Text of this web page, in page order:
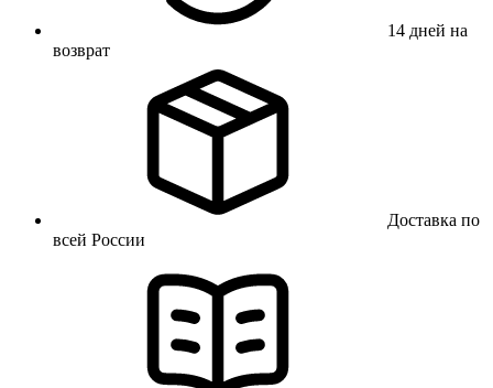
14 дней на
возврат
Доставка по
всей России